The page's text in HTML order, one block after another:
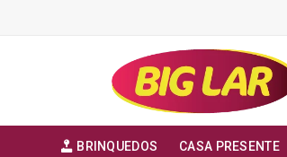
BRINQUEDOS CASA PRESENTE